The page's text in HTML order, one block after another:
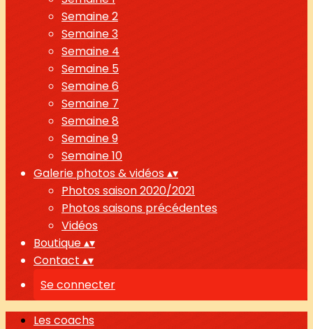
Semaine 2
Semaine 3
Semaine 4
Semaine 5
Semaine 6
Semaine 7
Semaine 8
Semaine 9
Semaine 10
Galerie photos & vidéos▴▾
Photos saison 2020/2021
Photos saisons précédentes
Vidéos
Boutique▴▾
Contact ▴▾
Se connecter
Les coachs